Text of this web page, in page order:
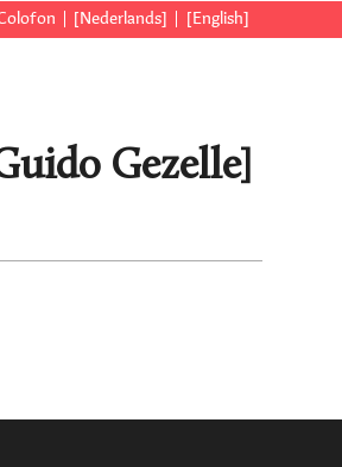
[Nederlands] [English]
Gezelle]